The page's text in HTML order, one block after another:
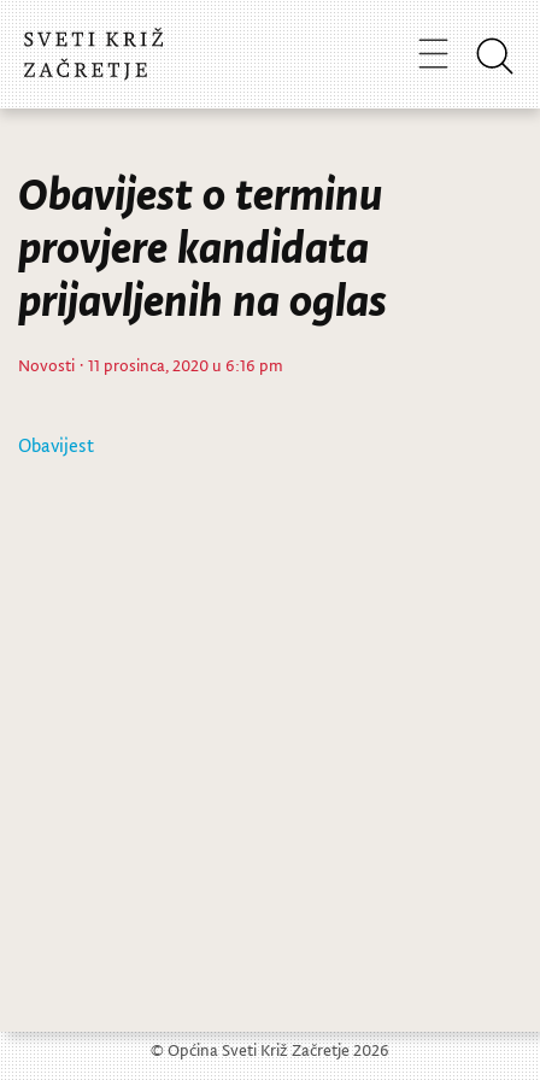
Obavijest o terminu
provjere kandidata
prijavljenih na oglas
Novosti · 11 prosinca, 2020 u 6:16 pm
Obavijest
© Općina Sveti Križ Začretje 2026